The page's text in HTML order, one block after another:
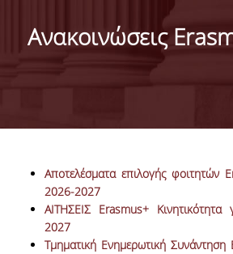
ΜΑΡΚΕΤΙΝΓΚ & ΕΠΙΚΟΙΝΩΝΙΑ
ΟΡΑΜΑ, ΑΠΟΣΤΟΛΗ, ΑΞΙΕΣ,
ΜΕ ΜΙΑ ΜΑΤΙΑ
ΑΝΘΡΩΠΙΝΟ ΔΥΝΑΜΙΚΟ
ΜΕΛΗ ΔΕΠ
Ανακοινώσεις
Αποτελέσματα επιλογής φοιτητών
2026-2027
AΙΤΗΣΕΙΣ Erasmus+
2027
Τμηματική Ενημερωτική